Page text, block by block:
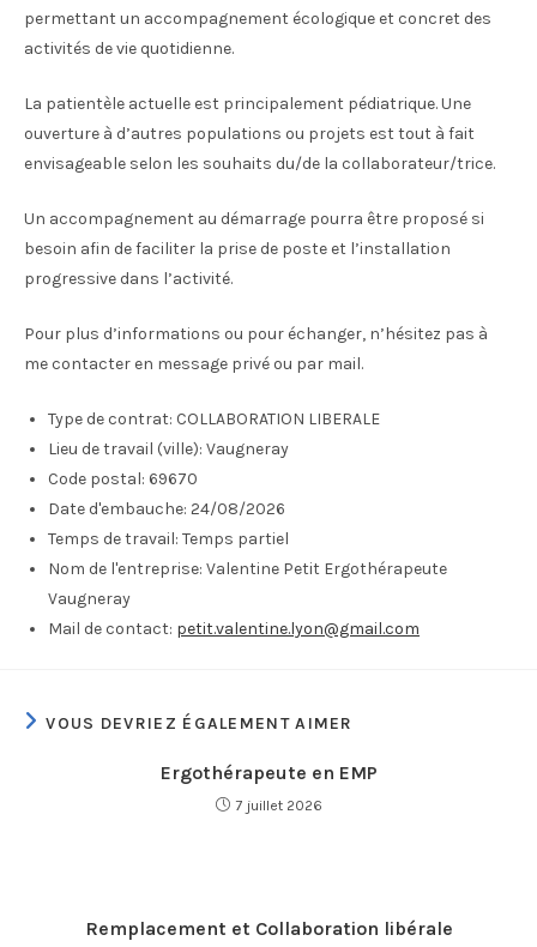
permettant un accompagnement écologique et concret des
activités de vie quotidienne.
La patientèle actuelle est principalement pédiatrique. Une
ouverture à d’autres populations ou projets est tout à fait
envisageable selon les souhaits du/de la collaborateur/trice.
Un accompagnement au démarrage pourra être proposé si
besoin afin de faciliter la prise de poste et l’installation
progressive dans l’activité.
Pour plus d’informations ou pour échanger, n’hésitez pas à
me contacter en message privé ou par mail.
Type de contrat: COLLABORATION LIBERALE
Lieu de travail (ville): Vaugneray
Code postal: 69670
Date d'embauche: 24/08/2026
Temps de travail: Temps partiel
Nom de l'entreprise: Valentine Petit Ergothérapeute
Vaugneray
Mail de contact: petit.valentine.lyon@gmail.com
VOUS DEVRIEZ ÉGALEMENT AIMER
Ergothérapeute en EMP
7 juillet 2026
Remplacement et Collaboration libérale